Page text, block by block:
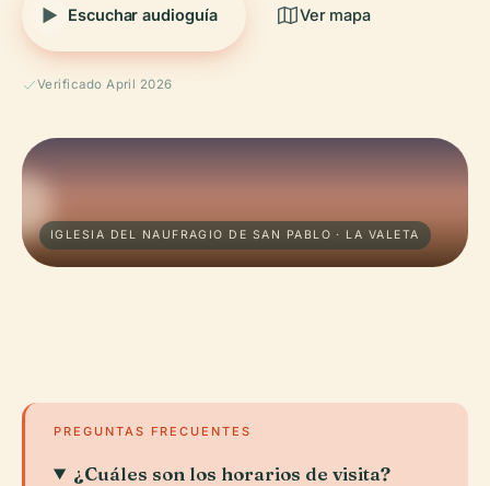
Escuchar audioguía Ver mapa
Verificado April 2026
IGLESIA DEL NAUFRAGIO DE SAN PABLO · LA VALETA
PREGUNTAS FRECUENTES
¿Cuáles son los horarios de visita?